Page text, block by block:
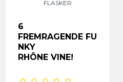
FLASKER
6
FREMRAGENDE FU
NKY
RHÔNE VINE!